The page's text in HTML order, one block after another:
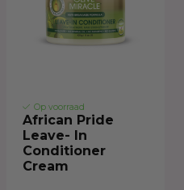
Op voorraad
African Pride
Leave- In
Conditioner
Cream